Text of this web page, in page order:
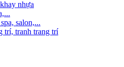
nhựa
salon,...
trí, tranh trang trí